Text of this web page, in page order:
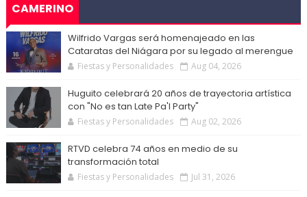
CAMERINO
Wilfrido Vargas será homenajeado en las
Cataratas del Niágara por su legado al merengue
Fiestas y Personalidades Aug 04, 2026
Huguito celebrará 20 años de trayectoria artística
con "No es tan Late Pa'l Party"
Fiestas y Personalidades Aug 02, 2026
RTVD celebra 74 años en medio de su
transformación total
Fiestas y Personalidades Jul 31, 2026